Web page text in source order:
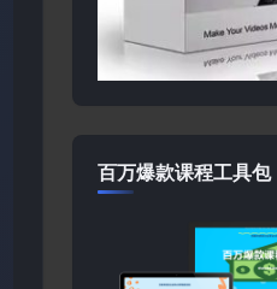
百万爆款课程工具包